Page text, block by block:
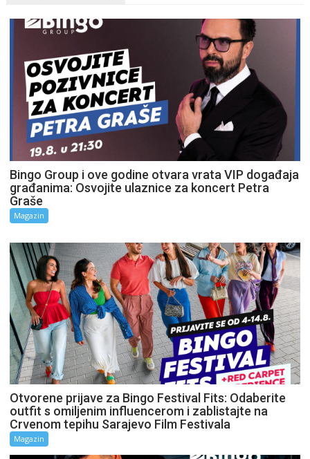
Bingo Group i ove godine otvara vrata VIP događaja
građanima: Osvojite ulaznice za koncert Petra
Graše
Magazin
Otvorene prijave za Bingo Festival Fits: Odaberite
outfit s omiljenim influencerom i zablistajte na
Crvenom tepihu Sarajevo Film Festivala
Magazin